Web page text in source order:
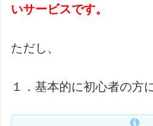
いサービスです。
ただし、
１．基本的に初心者の方